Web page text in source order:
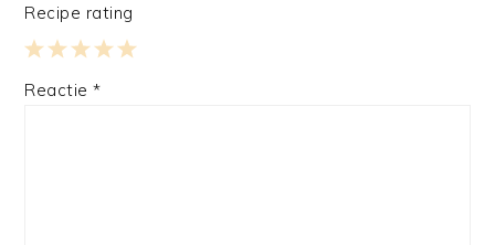
Recipe rating
4
3
2
1
Reactie*